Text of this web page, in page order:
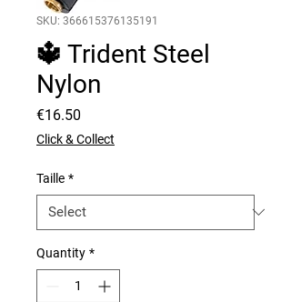
SKU: 366615376135191
🔱 Trident Steel
Nylon
€16.50
Click & Collect
Taille *
Quantity *